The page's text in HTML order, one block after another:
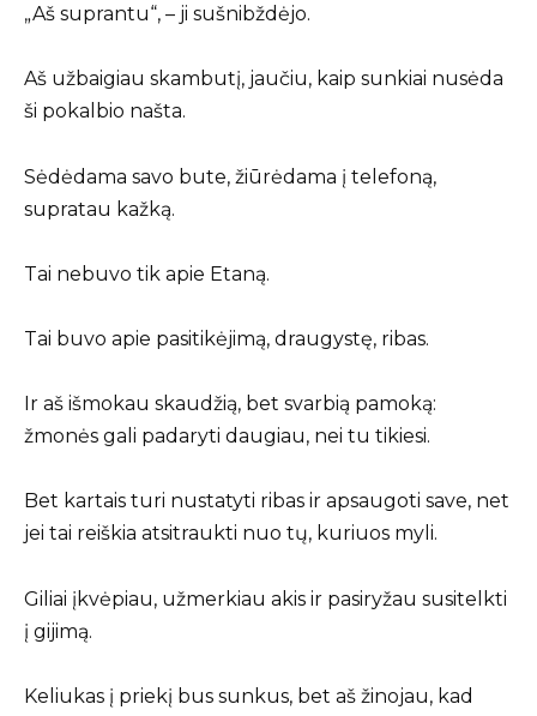
„Aš suprantu“, – ji sušnibždėjo.
Aš užbaigiau skambutį, jaučiu, kaip sunkiai nusėda
ši pokalbio našta.
Sėdėdama savo bute, žiūrėdama į telefoną,
supratau kažką.
Tai nebuvo tik apie Etaną.
Tai buvo apie pasitikėjimą, draugystę, ribas.
Ir aš išmokau skaudžią, bet svarbią pamoką:
žmonės gali padaryti daugiau, nei tu tikiesi.
Bet kartais turi nustatyti ribas ir apsaugoti save, net
jei tai reiškia atsitraukti nuo tų, kuriuos myli.
Giliai įkvėpiau, užmerkiau akis ir pasiryžau susitelkti
į gijimą.
Keliukas į priekį bus sunkus, bet aš žinojau, kad